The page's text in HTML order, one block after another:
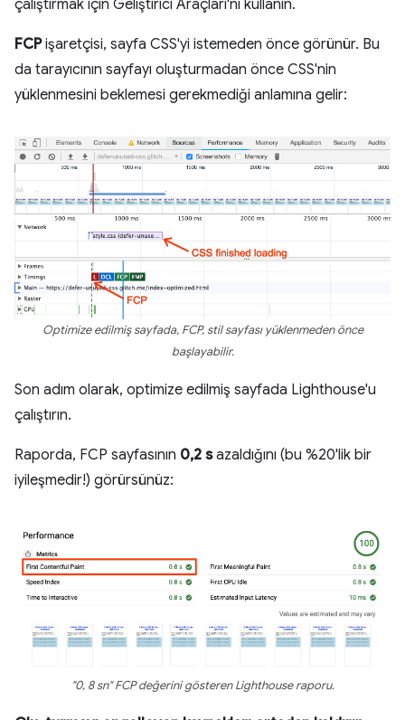
çalıştırmak için Geliştirici Araçları'nı kullanın.
FCPişaretçisi, sayfa CSS'yi istemeden önce görünür. Bu
da tarayıcının sayfayı oluşturmadan önce CSS'nin
yüklenmesini beklemesi gerekmediği anlamına gelir:
Optimize edilmiş sayfada, FCP, stil sayfası yüklenmeden önce
başlayabilir.
Son adım olarak, optimize edilmiş sayfada Lighthouse'u
çalıştırın.
Raporda, FCP sayfasının 0,2 sazaldığını (bu %20'lik bir
iyileşmedir!) görürsünüz:
"0, 8 sn" FCP değerini gösteren Lighthouse raporu.